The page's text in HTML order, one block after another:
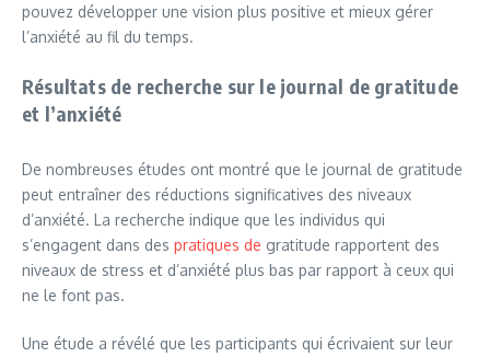
pouvez développer une vision plus positive et mieux gérer
l’anxiété au fil du temps.
Résultats de recherche sur le journal de gratitude
et l’anxiété
De nombreuses études ont montré que le journal de gratitude
peut entraîner des réductions significatives des niveaux
d’anxiété. La recherche indique que les individus qui
s’engagent dans des pratiques de gratitude rapportent des
niveaux de stress et d’anxiété plus bas par rapport à ceux qui
ne le font pas.
Une étude a révélé que les participants qui écrivaient sur leur